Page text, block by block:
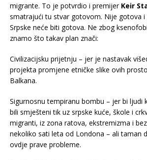
migrante. To je potvrdio i premijerKeir
smatrajući tu stvar gotovom. Nije gotova i
Srpske neće biti gotova. Ne zbog
znamo što takav plan znači:
Civilizacijsku prijetnju – jer je nastavak
projekta promjene etničke slike ovih
Balkana.
Sigurnosnu tempiranu bombu – jer bi ljudi
bili smješteni tik uz srpske kuće, škole i
migranti, iz zona ratova, ekstremizma i
nekoliko sati leta od Londona – ali taman
ovdje prave probleme.